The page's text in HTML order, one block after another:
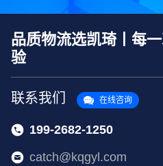
品质物流选凯琦丨每
验
联系我们 在线咨询
199-2682-1250
catch@kqgyl.com